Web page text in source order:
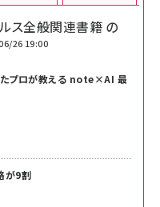
ス全般関連書籍 の
26 19:00
たプロが教える note×AI 最
が9割